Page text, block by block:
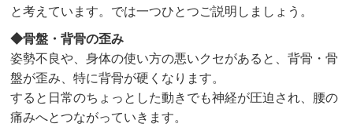
と考えています。では一つひとつご説明しましょう。
◆骨盤・背骨の歪み
姿勢不良や、身体の使い方の悪いクセがあると、背骨・骨
盤が歪み、特に背骨が硬くなります。
すると日常のちょっとした動きでも神経が圧迫され、腰の
痛みへとつながっていきます。